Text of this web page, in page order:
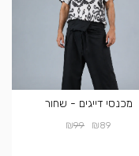
מכנסי דייגים - שחור
₪89
₪99